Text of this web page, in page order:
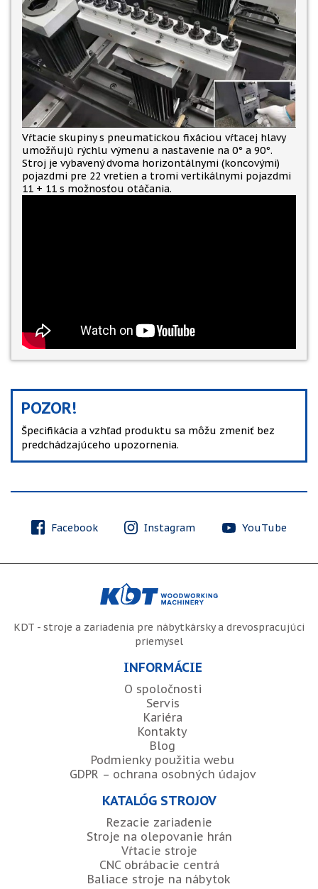
Vŕtacie skupiny s pneumatickou fixáciou vŕtacej hlavy
umožňujú rýchlu výmenu a nastavenie na 0° a 90°.
Stroj je vybavený dvoma horizontálnymi (koncovými)
pojazdmi pre 22 vretien a tromi vertikálnymi pojazdmi
11 + 11 s možnosťou otáčania.
POZOR!
Špecifikácia a vzhľad produktu sa môžu zmeniť bez
predchádzajúceho upozornenia.
Facebook Instagram YouTube
KDT - stroje a zariadenia pre nábytkársky a drevospracujúci
priemysel
INFORMÁCIE
O spoločnosti
Servis
Kariéra
Kontakty
Blog
Podmienky použitia webu
GDPR – ochrana osobných údajov
KATALÓG STROJOV
Rezacie zariadenie
Stroje na olepovanie hrán
Vŕtacie stroje
CNC obrábacie centrá
Baliace stroje na nábytok